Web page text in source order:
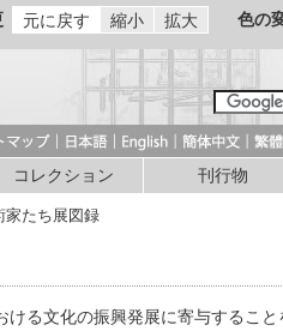
元に戻す 縮小 拡大 色の
コレクション 刊行物
たち展図録
る文化の振興発展に寄与すること